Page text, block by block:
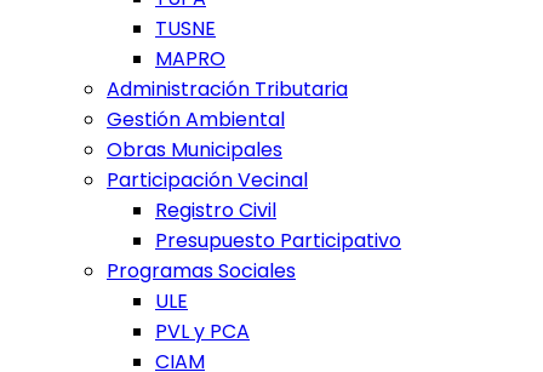
TUSNE
MAPRO
Administración Tributaria
Gestión Ambiental
Obras Municipales
Participación Vecinal
Registro Civil
Presupuesto Participativo
Programas Sociales
ULE
PVL y PCA
CIAM